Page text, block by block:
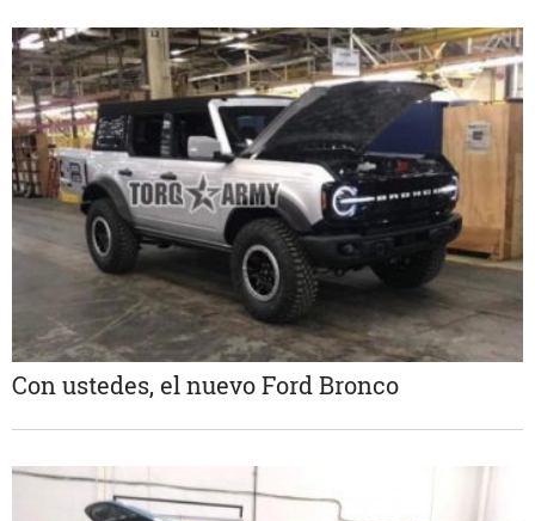
Con ustedes, el nuevo Ford Bronco